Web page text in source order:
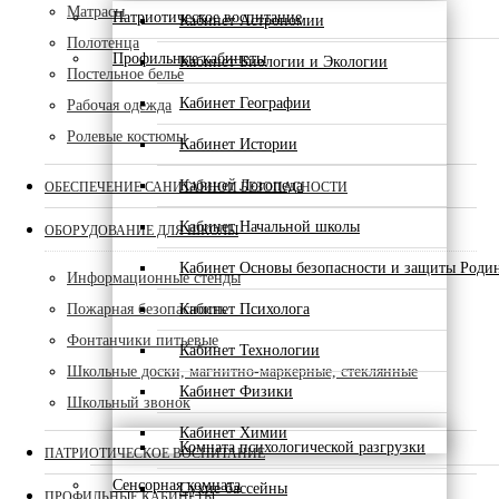
Патриотическое воспитание
Профильные кабинеты
Кабинет Астрономии
Кабинет Биологии и Экологии
Кабинет Географии
Кабинет Истории
Кабинет Логопеда
Кабинет Начальной школы
Кабинет Основы безопасности и защиты
Кабинет Психолога
Кабинет Технологии
Кабинет Физики
Кабинет Химии
Сенсорная комната
Комната психологической разгрузки
Сухие бассейны
Матрасы
Полотенца
Постельное белье
Рабочая одежда
Ролевые костюмы
ОБЕСПЕЧЕНИЕ САНИТАРНОЙ БЕЗОПАСНОСТИ
ОБОРУДОВАНИЕ ДЛЯ ШКОЛЫ
Информационные стенды
Пожарная безопасность
Фонтанчики питьевые
Школьные доски, магнитно-маркерные, стеклянные
Школьный звонок
ПАТРИОТИЧЕСКОЕ ВОСПИТАНИЕ